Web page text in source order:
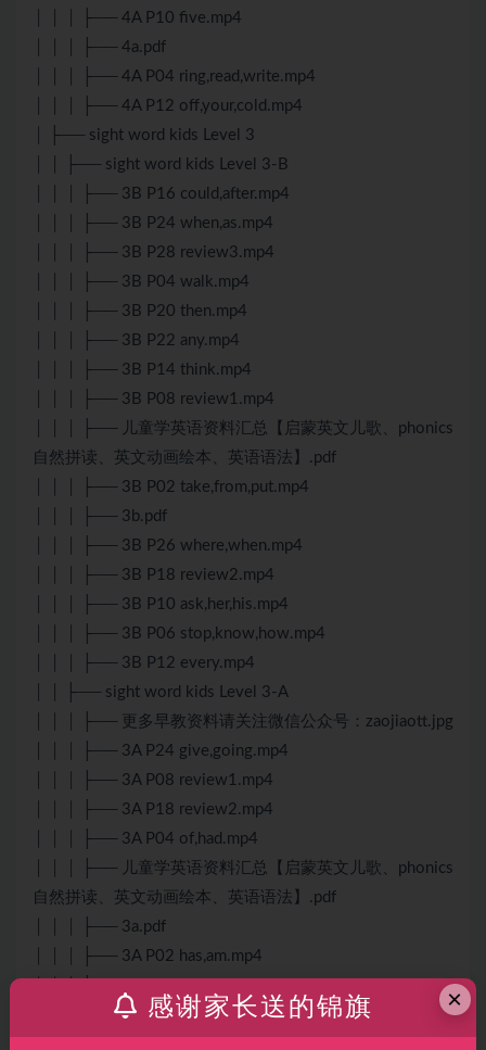
│ │ │ ├── 4A P10 five.mp4
│ │ │ ├── 4a.pdf
│ │ │ ├── 4A P04 ring,read,write.mp4
│ │ │ ├── 4A P12 off,your,cold.mp4
│ ├── sight word kids Level 3
│ │ ├── sight word kids Level 3-B
│ │ │ ├── 3B P16 could,after.mp4
│ │ │ ├── 3B P24 when,as.mp4
│ │ │ ├── 3B P28 review3.mp4
│ │ │ ├── 3B P04 walk.mp4
│ │ │ ├── 3B P20 then.mp4
│ │ │ ├── 3B P22 any.mp4
│ │ │ ├── 3B P14 think.mp4
│ │ │ ├── 3B P08 review1.mp4
│ │ │ ├── 儿童学英语资料汇总【启蒙英文儿歌、phonics
自然拼读、英文动画绘本、英语语法】.pdf
│ │ │ ├── 3B P02 take,from,put.mp4
│ │ │ ├── 3b.pdf
│ │ │ ├── 3B P26 where,when.mp4
│ │ │ ├── 3B P18 review2.mp4
│ │ │ ├── 3B P10 ask,her,his.mp4
│ │ │ ├── 3B P06 stop,know,how.mp4
│ │ │ ├── 3B P12 every.mp4
│ │ ├── sight word kids Level 3-A
│ │ │ ├── 更多早教资料请关注微信公众号：zaojiaott.jpg
│ │ │ ├── 3A P24 give,going.mp4
│ │ │ ├── 3A P08 review1.mp4
│ │ │ ├── 3A P18 review2.mp4
│ │ │ ├── 3A P04 of,had.mp4
│ │ │ ├── 儿童学英语资料汇总【启蒙英文儿歌、phonics
自然拼读、英文动画绘本、英语语法】.pdf
│ │ │ ├── 3a.pdf
│ │ │ ├── 3A P02 has,am.mp4
│ │ │ ├── 3A P12 thank.mp4
×
感谢家长送的锦旗